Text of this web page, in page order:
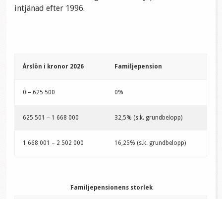
intjänad efter 1996.
Årslön i kronor 2026 Familjepension
0 – 625 500 0%
625 501 – 1 668 000 32,5% (s.k. grundbelopp)
1 668 001 – 2 502 000 16,25% (s.k. grundbelopp)
Familjepensionens storlek